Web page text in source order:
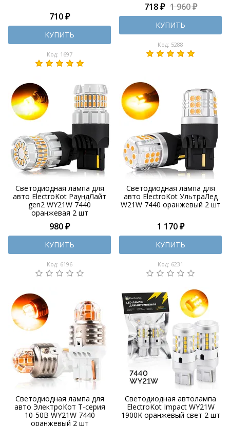
710 ₽
КУПИТЬ
Код: 1697
718 ₽ 1 960 ₽
КУПИТЬ
Код: 5288
Светодиодная лампа для
авто ElectroKot РаундЛайт
gen2 WY21W 7440
оранжевая 2 шт
980 ₽
КУПИТЬ
Код: 6196
Светодиодная лампа для
авто ElectroKot УльтраЛед
W21W 7440 оранжевый 2 шт
1 170 ₽
КУПИТЬ
Код: 6231
Светодиодная лампа для
авто ЭлектроКот Т-серия
10-50В WY21W 7440
оранжевый 2 шт
Светодиодная автолампа
ElectroKot Impact WY21W
1900K оранжевый свет 2 шт